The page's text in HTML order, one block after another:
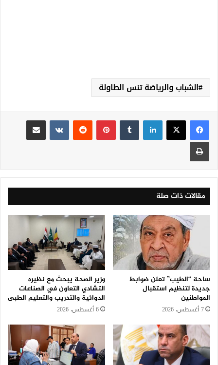
الشباب والرياضة تنس الطاولة
لينكدإن بينتيريست
مقالات ذات صلة
ساحة “الطيب” تعلن ضوابط
جديدة لتنظيم استقبال
المواطنين
7 أغسطس، 2026
وزير الصحة يبحث مع نظيره
التشادي التعاون في الصناعات
الدوائية والتدريب والتعليم الطبى
6 أغسطس، 2026